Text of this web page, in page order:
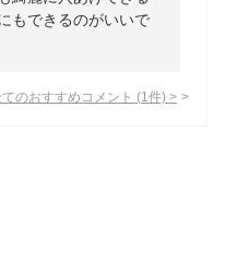
もできるのがいいで
のおすすめコメント (1 件) >